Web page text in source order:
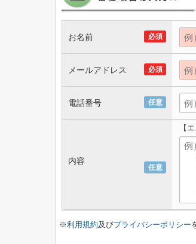
必須
お名前
必須
メールアドレス
任意
電話番号
任意
内容
【
※利用規約及びプライバシーポリシー